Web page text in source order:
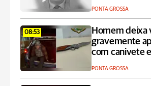
PONTA GROSSA
08:53
Homem deixa
gravemente
com canivete
PONTA GROSSA